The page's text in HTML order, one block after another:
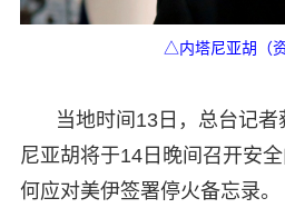
△内塔尼亚胡（资
当地时间13日，总台记
尼亚胡将于14日晚间召开安
何应对美伊签署停火备忘录。